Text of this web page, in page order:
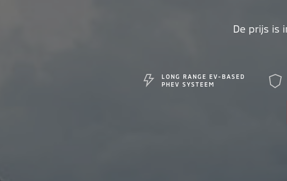
De prijs is
LONG RANGE EV-BASED
PHEV SYSTEEM